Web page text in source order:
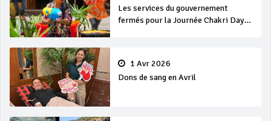
Les services du gouvernement
fermés pour la Journée Chakri Day
1 Avr 2026
Dons de sang en Avril